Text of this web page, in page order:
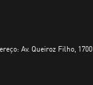
Av. Queiroz Filho,